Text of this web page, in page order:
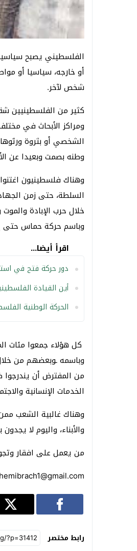
الفلسطيني يصبح
أو خارجه، سياسيا أو
شخص لآخر.
كثير من الفلسطينيين
ومراكز الأبحاث في
الشخصي أو بثروة
وطنه بصمت وبعيدا عن
وهناك فلسطينيون
السلطة، حتى زمن
خلال حرب الإبادة
وباسم حركة حماس حتى
اقرأ أيضا...
دور حركة فتح في
أين القيادة
الحركة الوطنية
كل هؤلاء جمعوا مئات
وباسمه ـوبعضهم من
من المفترض أن
الخدمات الإنسانية
وهناك غالبية الشعب
والأبناء، واليوم لا
من يعمل على افقار
رابط مختصر